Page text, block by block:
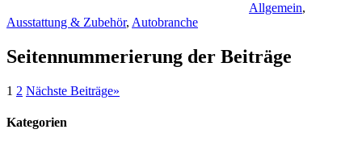
Allgemein,
Ausstattung & Zubehör, Autobranche
Seitennummerierung der Beiträge
1 2 Nächste Beiträge»
Kategorien